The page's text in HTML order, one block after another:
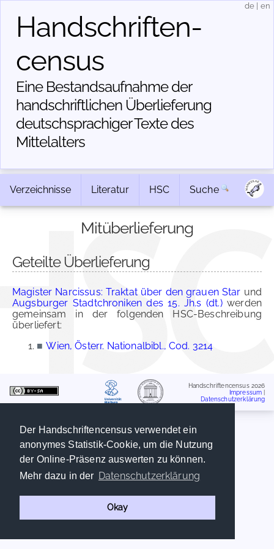
Der Handschriftencensus verwendet ein
anonymes Statistik-Cookie, um die Nutzung
der Online-Präsenz auswerten zu können.
Mehr dazu in der Datenschutzerklärung
Okay
Handschriften­
census
Eine Bestandsaufnahme der
handschriftlichen Über­lieferung
deutschsprachiger Texte des
Mittelalters
de en
Verzeichnisse Literatur HSC Suche
Mitüberlieferung
Geteilte Überlieferung
Magister Narcissus: Traktat über den grauen Star und
Augsburger Stadtchroniken des 15. Jh.s (dt.)werden
gemeinsam in der folgenden HSC-Beschreibung
überliefert:
■ Wien, Österr. Nationalbibl., Cod. 3214
Handschriftencensus 2026
Impressum
Datenschutzerklärung